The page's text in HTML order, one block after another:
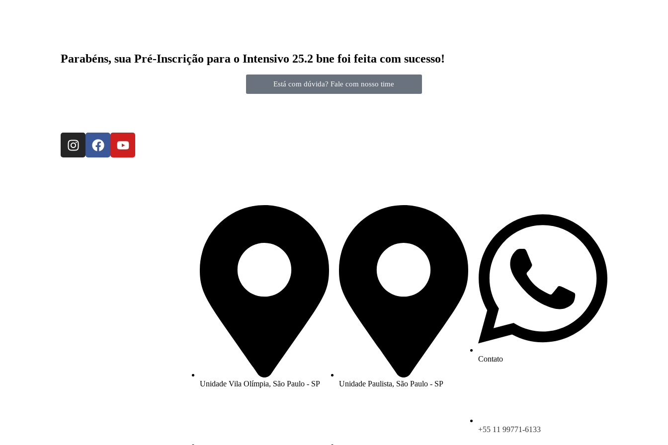
Parabéns, sua Pré-Inscrição para o Intensivo 25.2 bne foi feita com sucesso!
Está com dúvida? Fale com nosso time
Unidade Vila Olímpia, São Paulo - SP Unidade Paulista, São Paulo - SP
Contato
+55 11 99771-6133​